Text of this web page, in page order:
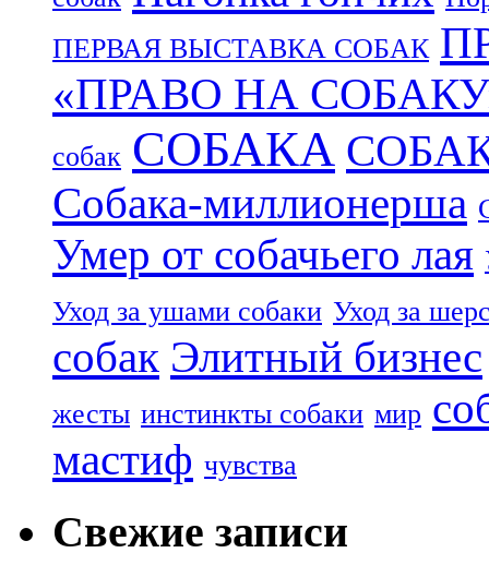
ПЕРВАЯ ВЫСТАВКА СОБАК
«ПРАВО НА
собак СОБАКА
Собака-миллионерша
Умер от собачьего лая
Уход за ушами собаки Уход за
собак Элитный бизнес
жесты инстинкты собаки мир
мастиф чувства
Свежие записи